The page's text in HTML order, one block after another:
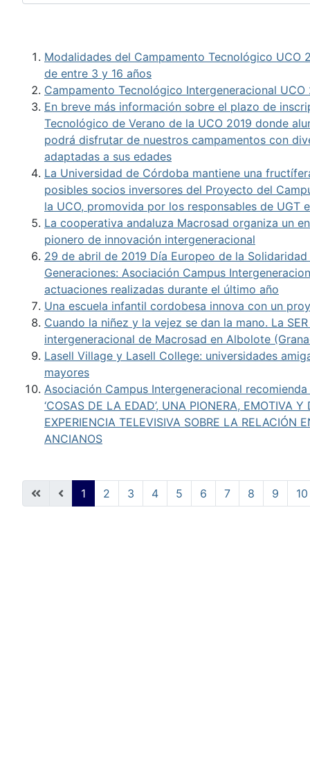
Modalidades del Campamento Tecnológico UCO
de entre 3 y 16 años
Campamento Tecnológico Intergeneracional UCO
En breve más información sobre el plazo de
Tecnológico de Verano de la UCO 2019 donde
podrá disfrutar de nuestros campamentos con
adaptadas a sus edades
La Universidad de Córdoba mantiene una
posibles socios inversores del Proyecto del
la UCO, promovida por los responsables de UGT
La cooperativa andaluza Macrosad organiza un
pionero de innovación intergeneracional
29 de abril de 2019 Día Europeo de la
Generaciones: Asociación Campus
actuaciones realizadas durante el último año
Una escuela infantil cordobesa innova con un
Cuando la niñez y la vejez se dan la mano. La
intergeneracional de Macrosad en Albolote
Lasell Village y Lasell College: universidades
mayores
Asociación Campus Intergeneracional recomienda
‘COSAS DE LA EDAD’, UNA PIONERA, EMOTIVA Y
EXPERIENCIA TELEVISIVA SOBRE LA RELACIÓN
ANCIANOS
1 2 3 4 5 6 7 8 9 10